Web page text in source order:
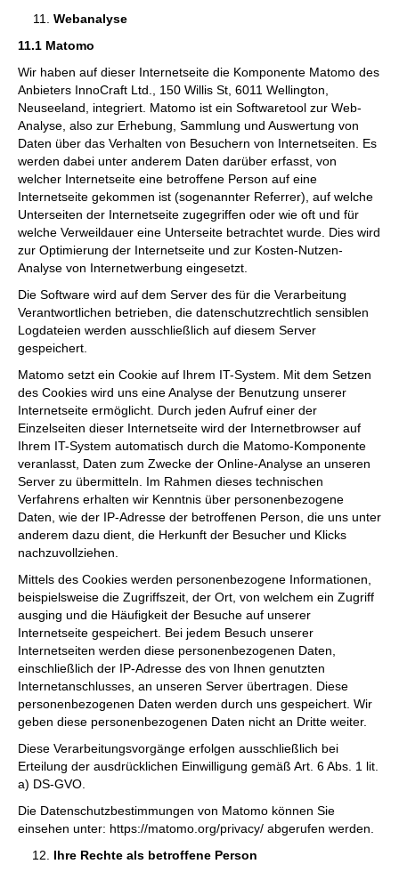
Webanalyse
11.1 Matomo
Wir haben auf dieser Internetseite die Komponente Matomo des
Anbieters InnoCraft Ltd., 150 Willis St, 6011 Wellington,
Neuseeland, integriert. Matomo ist ein Softwaretool zur Web-
Analyse, also zur Erhebung, Sammlung und Auswertung von
Daten über das Verhalten von Besuchern von Internetseiten. Es
werden dabei unter anderem Daten darüber erfasst, von
welcher Internetseite eine betroffene Person auf eine
Internetseite gekommen ist (sogenannter Referrer), auf welche
Unterseiten der Internetseite zugegriffen oder wie oft und für
welche Verweildauer eine Unterseite betrachtet wurde. Dies wird
zur Optimierung der Internetseite und zur Kosten-Nutzen-
Analyse von Internetwerbung eingesetzt.
Die Software wird auf dem Server des für die Verarbeitung
Verantwortlichen betrieben, die datenschutzrechtlich sensiblen
Logdateien werden ausschließlich auf diesem Server
gespeichert.
Matomo setzt ein Cookie auf Ihrem IT-System. Mit dem Setzen
des Cookies wird uns eine Analyse der Benutzung unserer
Internetseite ermöglicht. Durch jeden Aufruf einer der
Einzelseiten dieser Internetseite wird der Internetbrowser auf
Ihrem IT-System automatisch durch die Matomo-Komponente
veranlasst, Daten zum Zwecke der Online-Analyse an unseren
Server zu übermitteln. Im Rahmen dieses technischen
Verfahrens erhalten wir Kenntnis über personenbezogene
Daten, wie der IP-Adresse der betroffenen Person, die uns unter
anderem dazu dient, die Herkunft der Besucher und Klicks
nachzuvollziehen.
Mittels des Cookies werden personenbezogene Informationen,
beispielsweise die Zugriffszeit, der Ort, von welchem ein Zugriff
ausging und die Häufigkeit der Besuche auf unserer
Internetseite gespeichert. Bei jedem Besuch unserer
Internetseiten werden diese personenbezogenen Daten,
einschließlich der IP-Adresse des von Ihnen genutzten
Internetanschlusses, an unseren Server übertragen. Diese
personenbezogenen Daten werden durch uns gespeichert. Wir
geben diese personenbezogenen Daten nicht an Dritte weiter.
Diese Verarbeitungsvorgänge erfolgen ausschließlich bei
Erteilung der ausdrücklichen Einwilligung gemäß Art. 6 Abs. 1 lit.
a) DS-GVO.
Die Datenschutzbestimmungen von Matomo können Sie
einsehen unter: https://matomo.org/privacy/ abgerufen werden.
Ihre Rechte als betroffene Person